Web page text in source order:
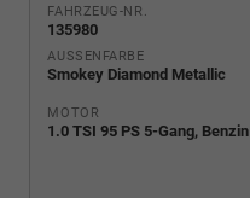
FAHRZEUG-NR.
135980
AUSSENFARBE
Smokey Diamond Metallic
MOTOR
1.0 TSI 95 PS 5-Gang, Benzin